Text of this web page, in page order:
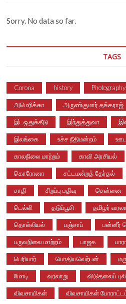
Sorry. No data so far.
TAGS
Corona history Photography
அமெரிக்கா அருண்குமார் தங்கராஜ்
இடஒதுக்கீடு இந்துத்துவா
இலங்கை உச்ச நீதிமன்றம்
காலநிலை மாற்றம் காவி அரசியல்
கொரோனா சட்டமன்றத் தேர்தல்
சாதி சிறப்பு பதிவு சென்னை
டெல்லி தடுப்பூசி தமிழர்
தொல்லியல் பஞ்சாப் பன்னீர்
பருவநிலை மாற்றம் பாஜக
பெரியார் பொதியவெற்பன்
மோடி வரலாறு விடுதலைப்
விவசாயிகள் விவசாயிகள்